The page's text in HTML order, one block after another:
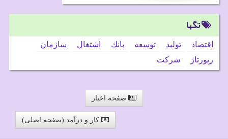
تگها
اقتصاد تولید توسعه بانك اشتغال
سازمان
رپورتاژ
شركت
صفحه اخبار
کار و درآمد (صفحه اصلی)